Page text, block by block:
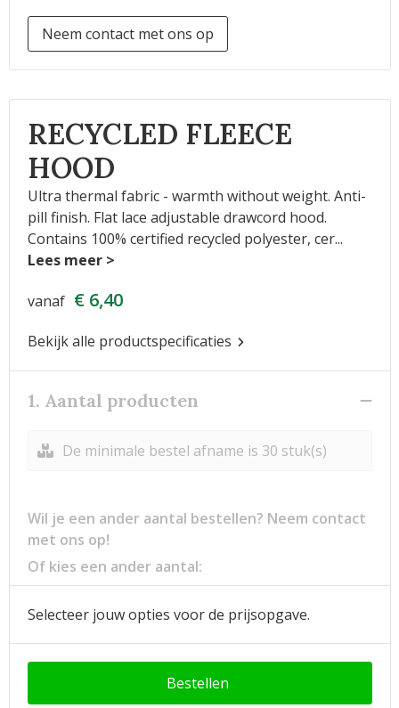
Neem contact met ons op
RECYCLED FLEECE
HOOD
Ultra thermal fabric - warmth without weight. Anti-
pill finish. Flat lace adjustable drawcord hood.
Contains 100% certified recycled polyester, cer...
vanaf € 6,40
Bekijk alle productspecificaties
1. Aantal producten
De minimale bestel afname is 30 stuk(s)
Wil je een ander aantal bestellen? Neem contact
met ons op!
Of kies een ander aantal:
Selecteer jouw opties voor de prijsopgave.
Bestellen